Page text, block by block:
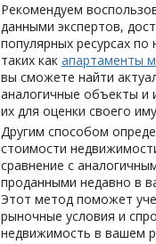
Рекомендуем
данными экспертов,
популярных ресурсах
таких как апартаменты
вы сможете найти
аналогичные объекты и
их для оценки своего
Другим способом
стоимости
сравнение с
проданными недавно в
Этот метод поможет
рыночные условия и
недвижимость в вашем